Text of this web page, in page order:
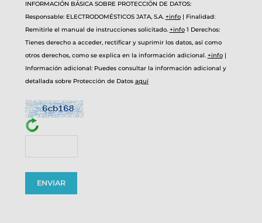
INFORMACIÓN BÁSICA SOBRE PROTECCIÓN DE DATOS:
Responsable: ELECTRODOMÉSTICOS JATA, S.A. +info | Finalidad:
Remitirle el manual de instrucciones solicitado. +info1 Derechos:
Tienes derecho a acceder, rectificar y suprimir los datos, así como
otros derechos, como se explica en la información adicional. +info|
Información adicional: Puedes consultar la información adicional y
detallada sobre Protección de Datos aquí